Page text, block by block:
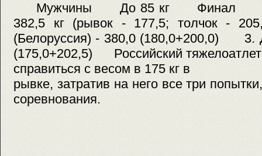
Мужчины До 85 кг Финал 1.
382,5 кг (рывок - 177,5; толчок
(Белоруссия) - 380,0 (180,0+200,0) 3.
(175,0+202,5) Российский
справиться с весом в 175 кг в
рывке, затратив на него все три
соревнования.